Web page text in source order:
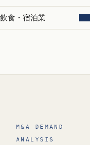
飲食・宿泊業
M&A DEMAND
ANALYSIS